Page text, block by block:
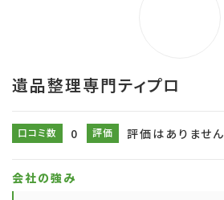
遺品整理専門ティプロ
口コミ数 0 評価 評価はありません
会社の強み